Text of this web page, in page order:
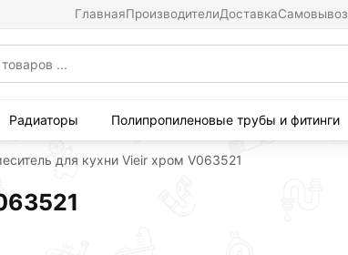
ГлавнаяПроизводителиДоставкаСамовывоз
Радиаторы Полипропиленовые трубы и фитинги
для кухни Vieir хром V063521